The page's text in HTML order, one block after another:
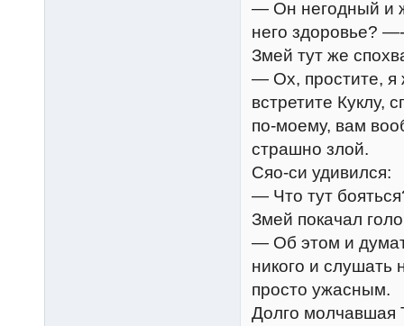
— Он негодный и
него здоровье?
Змей тут же
— Ох, простите, я
встретите Куклу,
по-моему, вам
страшно злой.
Сяо-си удивился:
— Что тут
Змей покачал
— Об этом и
никого и слушать
просто ужасным.
Долго молчавшая